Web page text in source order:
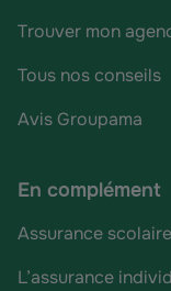
Trouver mon
Tous nos conseils
Avis Groupama
En complément
Assurance scolaire
L’assurance